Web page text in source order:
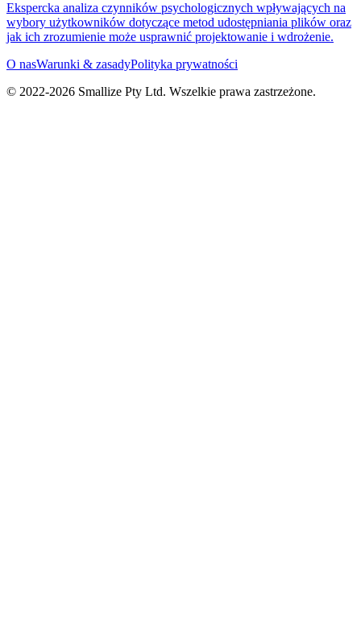
Ekspercka analiza czynników psychologicznych wpływających na
wybory użytkowników dotyczące metod udostępniania plików oraz
jak ich zrozumienie może usprawnić projektowanie i wdrożenie.
O nasWarunki & zasadyPolityka prywatności
© 2022-2026 Smallize Pty Ltd. Wszelkie prawa zastrzeżone.